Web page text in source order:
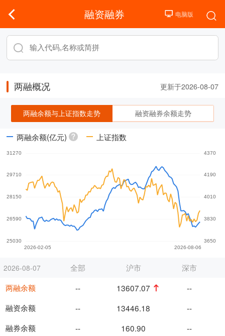
融资融券
两融概况 更新于2026-08-07
两融余额与上证指数走势 融资融券余额走势
两融余额(亿元) 上证指数
2026-08-07
两融余额
融资余额
融券余额
全部 沪市
深市
--
13607.07
--
--
13446.18
--
--
160.90
--